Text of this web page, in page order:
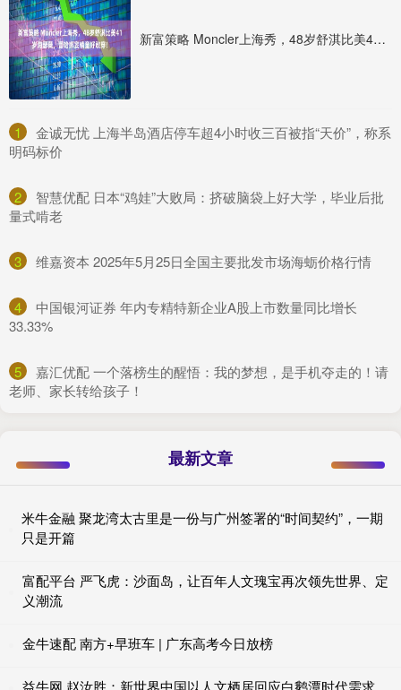
新富策略 Moncler上海秀，48岁舒淇比美41岁海瑟薇，蕾哈娜窦靖童好敢穿！
1
​金诚无忧 上海半岛酒店停车超4小时收三百被指“天价”，称系
明码标价
2
​智慧优配 日本“鸡娃”大败局：挤破脑袋上好大学，毕业后批
量式啃老
3 ​维嘉资本 2025年5月25日全国主要批发市场海蛎价格行情
4
​中国银河证券 年内专精特新企业A股上市数量同比增长
33.33%
5
​嘉汇优配 一个落榜生的醒悟：我的梦想，是手机夺走的！请
老师、家长转给孩子！
最新文章
米牛金融 聚龙湾太古里是一份与广州签署的“时间契约”，一期
只是开篇
富配平台 严飞虎：沙面岛，让百年人文瑰宝再次领先世界、定
义潮流
金牛速配 南方+早班车 | 广东高考今日放榜
益牛网 赵汝胜：新世界中国以人文栖居回应白鹅潭时代需求